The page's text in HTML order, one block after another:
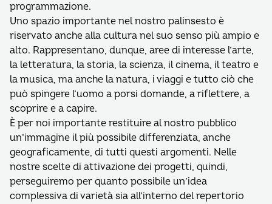
programmazione.
Uno spazio importante nel nostro palinsesto è
riservato anche alla cultura nel suo senso più ampio e
alto. Rappresentano, dunque, aree di interesse l’arte,
la letteratura, la storia, la scienza, il cinema, il teatro e
la musica, ma anche la natura, i viaggi e tutto ciò che
può spingere l’uomo a porsi domande, a riflettere, a
scoprire e a capire.
È per noi importante restituire al nostro pubblico
un’immagine il più possibile differenziata, anche
geograficamente, di tutti questi argomenti. Nelle
nostre scelte di attivazione dei progetti, quindi,
perseguiremo per quanto possibile un’idea
complessiva di varietà sia all’interno del repertorio